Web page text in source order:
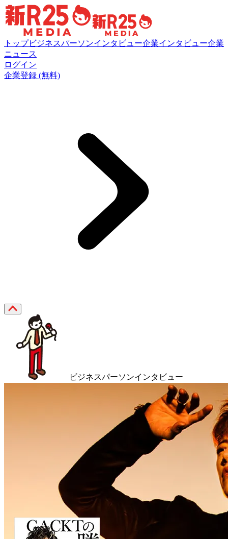
トップビジネスパーソンインタビュー企業インタビュー企業
ニュース
ログイン
企業登録 (無料)
ビジネスパーソンインタビュー